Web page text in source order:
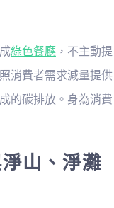
綠色餐廳，不主動提
消費者需求減量提供
的碳排放。身為消費
山、淨灘